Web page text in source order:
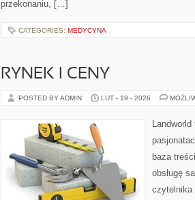
przekonaniu, […]
CATEGORIES: MEDYCYNA
RYNEK I CENY
POSTED BY ADMIN LUT - 19 - 2026
baza
obsługę
czytelnika